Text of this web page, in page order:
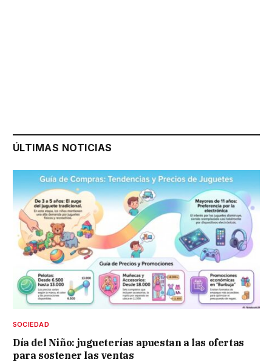
ÚLTIMAS NOTICIAS
SOCIEDAD
Día del Niño: jugueterías apuestan a las ofertas
para sostener las ventas